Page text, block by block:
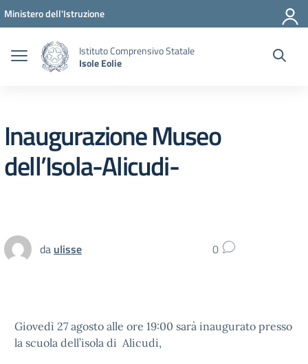
Vai ai contenuti
Vai al menu di navigazione
Vai al footer
Ministero dell'Istruzione
Istituto Comprensivo Statale
Isole Eolie
Inaugurazione Museo
dell’Isola-Alicudi-
da ulisse 0
Giovedì 27 agosto alle ore 19:00 sarà inaugurato presso
la scuola dell’isola di Alicudi,